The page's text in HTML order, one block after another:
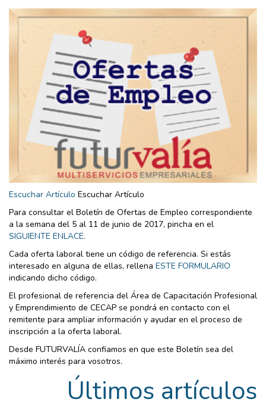
Escuchar Artículo Escuchar Artículo
Para consultar el Boletín de Ofertas de Empleo correspondiente
a la semana del 5 al 11 de junio de 2017, pincha en el
SIGUIENTE ENLACE.
Cada oferta laboral tiene un código de referencia. Si estás
interesado en alguna de ellas, rellena ESTE FORMULARIO
indicando dicho código.
El profesional de referencia del Área de Capacitación Profesional
y Emprendimiento de CECAP se pondrá en contacto con el
remitente para ampliar información y ayudar en el proceso de
inscripción a la oferta laboral.
Desde FUTURVALÍA confiamos en que este Boletín sea del
máximo interés para vosotros.
Últimos artículos